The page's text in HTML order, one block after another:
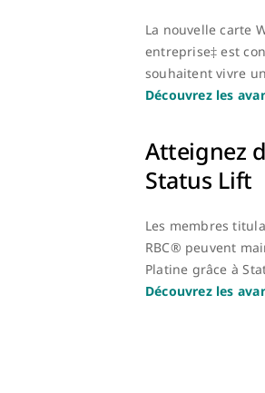
La nouvelle carte
entreprise‡ est
souhaitent vivre
Découvrez les
Atteignez
Status Lift
Les membres
RBC® peuvent
Platine grâce à
Découvrez les